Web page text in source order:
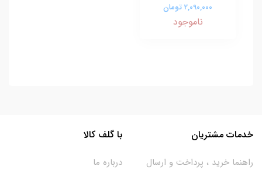
2,090,000 تومان
ناموجود
خدمات مشتریان
راهنما خرید ، پرداخت و ارسال
با گلف کالا
درباره ما